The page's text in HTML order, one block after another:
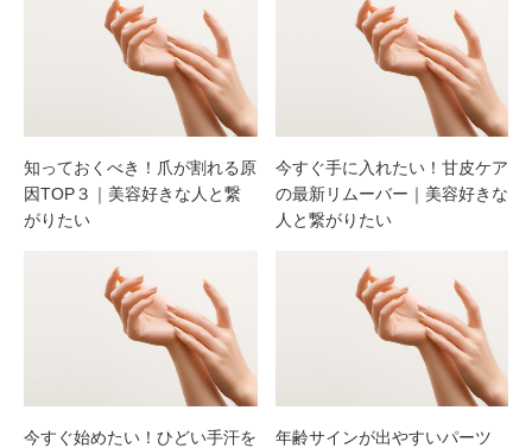
知っておくべき！爪が割れる原
因TOP３｜美容好きな人と繋
がりたい
今すぐ手に入れたい！甘皮ケア
の最新リムーバー｜美容好きな
人と繋がりたい
今すぐ始めたい！ひどい手汗を
年齢サインが出やすいパーツ